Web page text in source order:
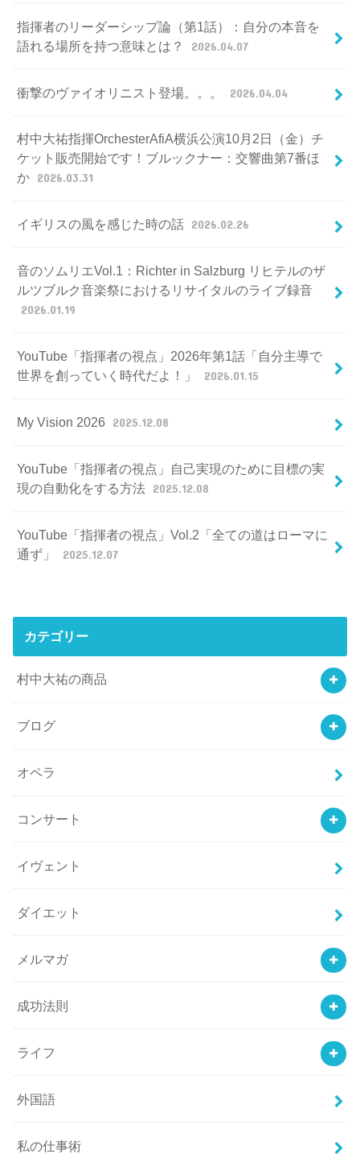
指揮者のリーダーシップ論（第1話）：自分の本音を
語れる場所を持つ意味とは？
2026.04.07
衝撃のヴァイオリニスト登場。。。 2026.04.04
村中大祐指揮OrchesterAfiA横浜公演10月2日（金）チ
ケット販売開始です！ブルックナー：交響曲第7番ほ
か 2026.03.31
イギリスの風を感じた時の話 2026.02.26
音のソムリエVol.1：Richter in Salzburg リヒテルのザ
ルツブルク音楽祭におけるリサイタルのライブ録音
2026.01.19
YouTube「指揮者の視点」2026年第1話「自分主導で
世界を創っていく時代だよ！」
2026.01.15
My Vision 2026 2025.12.08
YouTube「指揮者の視点」自己実現のために目標の実
現の自動化をする方法 2025.12.08
YouTube「指揮者の視点」Vol.2「全ての道はローマに
通ず」
2025.12.07
カテゴリー
村中大祐の商品
ブログ
オペラ
コンサート
イヴェント
ダイエット
メルマガ
成功法則
ライフ
外国語
私の仕事術